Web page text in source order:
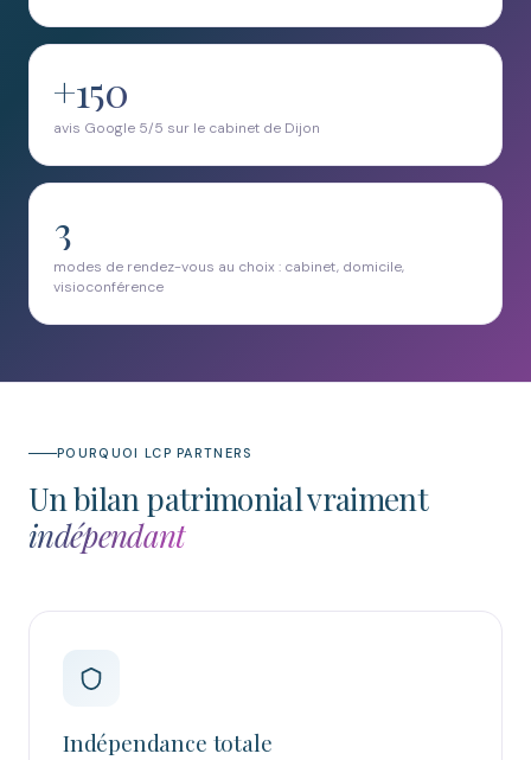
+150
avis Google 5/5 sur le cabinet de Dijon
3
modes de rendez-vous au choix : cabinet, domicile,
visioconférence
POURQUOI LCP PARTNERS
Un bilan patrimonial vraiment
indépendant
Indépendance totale